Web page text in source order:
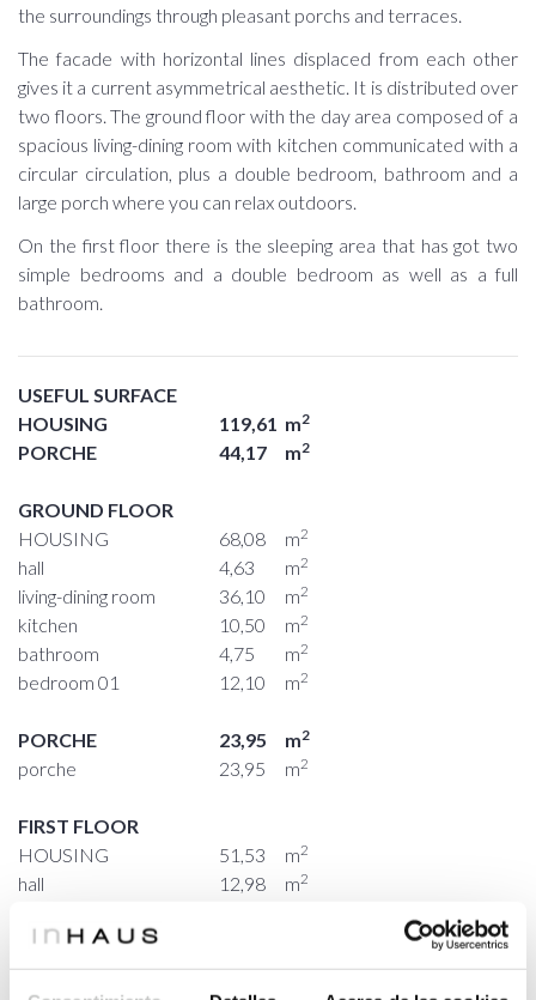
the surroundings through pleasant porchs and terraces.
The facade with horizontal lines displaced from each other
gives it a current asymmetrical aesthetic. It is distributed over
two floors. The ground floor with the day area composed of a
spacious living-dining room with kitchen communicated with a
circular circulation, plus a double bedroom, bathroom and a
large porch where you can relax outdoors.
On the first floor there is the sleeping area that has got two
simple bedrooms and a double bedroom as well as a full
bathroom.
USEFUL SURFACE
HOUSING
119,61 m2
PORCHE 44,17 m2
GROUND FLOOR
HOUSING
68,08 m2
hall 4,63 m2
living-dining room 36,10 m2
kitchen 10,50 m2
bathroom 4,75 m2
bedroom 01 12,10 m2
PORCHE 23,95 m2
porche 23,95 m2
FIRST FLOOR
HOUSING
51,53 m2
hall 12,98 m2
master bedroom
bedroom